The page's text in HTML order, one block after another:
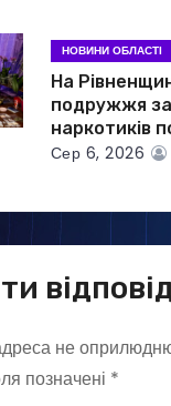
НОВИНИ ОБЛАСТІ
На
подружжя
наркотиків
Сер 6, 2026
не
позначені *